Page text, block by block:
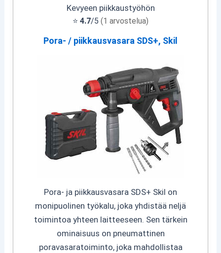
Kevyeen piikkaustyöhön
⭐ 4.7/5 (1 arvostelua)
Pora- / piikkausvasara SDS+, Skil
Pora- ja piikkausvasara SDS+ Skil on
monipuolinen työkalu, joka yhdistää neljä
toimintoa yhteen laitteeseen. Sen tärkein
ominaisuus on pneumattinen
poravasaratoiminto, joka mahdollistaa